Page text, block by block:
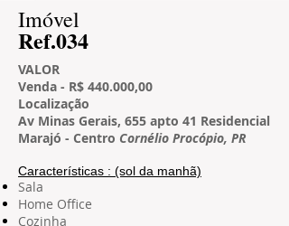
​Imóvel
​Ref.034
VALOR
Venda - R$ 440.000,00
Localização
Av Minas Gerais, 655 apto 41 Residencial
Marajó - Centro Cornélio Procópio, PR
Características​ : (sol da manhã)
Sala
Home Office
Cozinha